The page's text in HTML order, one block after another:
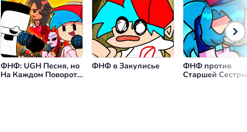
ФНФ: UGH Песня, но
На Каждом Повороте
ФНФ в Закулисье
ФНФ против
Старшей Сестры